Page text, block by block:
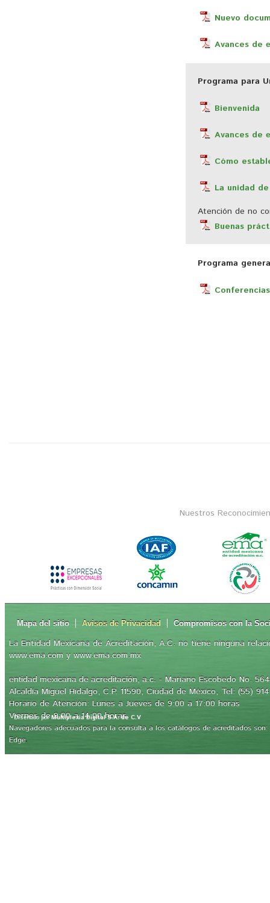
Nuevo
Avances de
Programa para
Bienvenida
Avances de
Cómo
La unidad
Atención de no
Buenas
Programa
Nuestros
Mapa del sitio Avisos de Privacidad Compromisos con la
La Entidad Mexicana de Acreditación, A.C. no tiene ninguna
www.ema.com y www.ema.com.mx
entidad mexicana de acreditación, a.c. - Mariano Escobedo No.
Alcaldía Miguel Hidalgo, C.P. 11590, Ciudad de México, Tel: (55)
Horario de Atención: Lunes a Jueves de 9:00 a 17:00 horas
Viernes de 9:00 a 14:00 horas
Navegadores adecuados para la consulta a los catálogos de acreditados
Edge.
Diseñado porMultiplexia Digital S.A. de C.V